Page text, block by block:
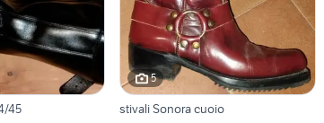
moto 44/45
5
stivali Sonora cuoio